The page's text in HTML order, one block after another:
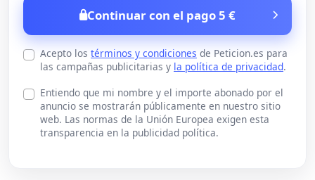
Continuar con el pago 5 €
Acepto los términos y condiciones de Peticion.es para
las campañas publicitarias y la política de privacidad.
Entiendo que mi nombre y el importe abonado por el
anuncio se mostrarán públicamente en nuestro sitio
web. Las normas de la Unión Europea exigen esta
transparencia en la publicidad política.